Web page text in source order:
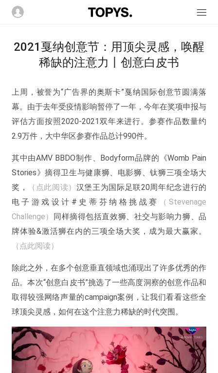
2021戛纳创意节：用顶尖灵感，唤醒
稀缺的注意力丨创意白皮书
上周，被誉为“广告界的奥斯卡”戛纳国际创意节圆满落
幕。由于去年受疫情影响暂停了一年，今年在奖项申报与
评估方面按照2020-2021双年来进行。参赛作品数量约
2.9万件，大中华区参赛作品总计990件。
其中由AMV BBDO制作、Bodyform品牌的《Womb Pain
Stories》摘得卫生与健康狮、电影狮、钛狮三项全场大
奖，
（点此阅读） 汉堡王为国际足联20周年纪念进行的
电子游戏设计#史蒂芬纳格挑战赛
（Stevenage
Challenge） 同样摘得包括直效狮、社交与影响力狮、品
牌体验&激活狮在内的三项全场大奖，成为最大赢家。
（点此阅读）
除此之外，在多个创意垂直领域也涌现出了许多优秀的作
品。本次“创意白皮书”挑选了一些高度洞察的创意作品和
取得较强网络声量的campaign案例，让我们看看这些全
球顶尖灵感，如何在这个注意力稀缺的时代突围。